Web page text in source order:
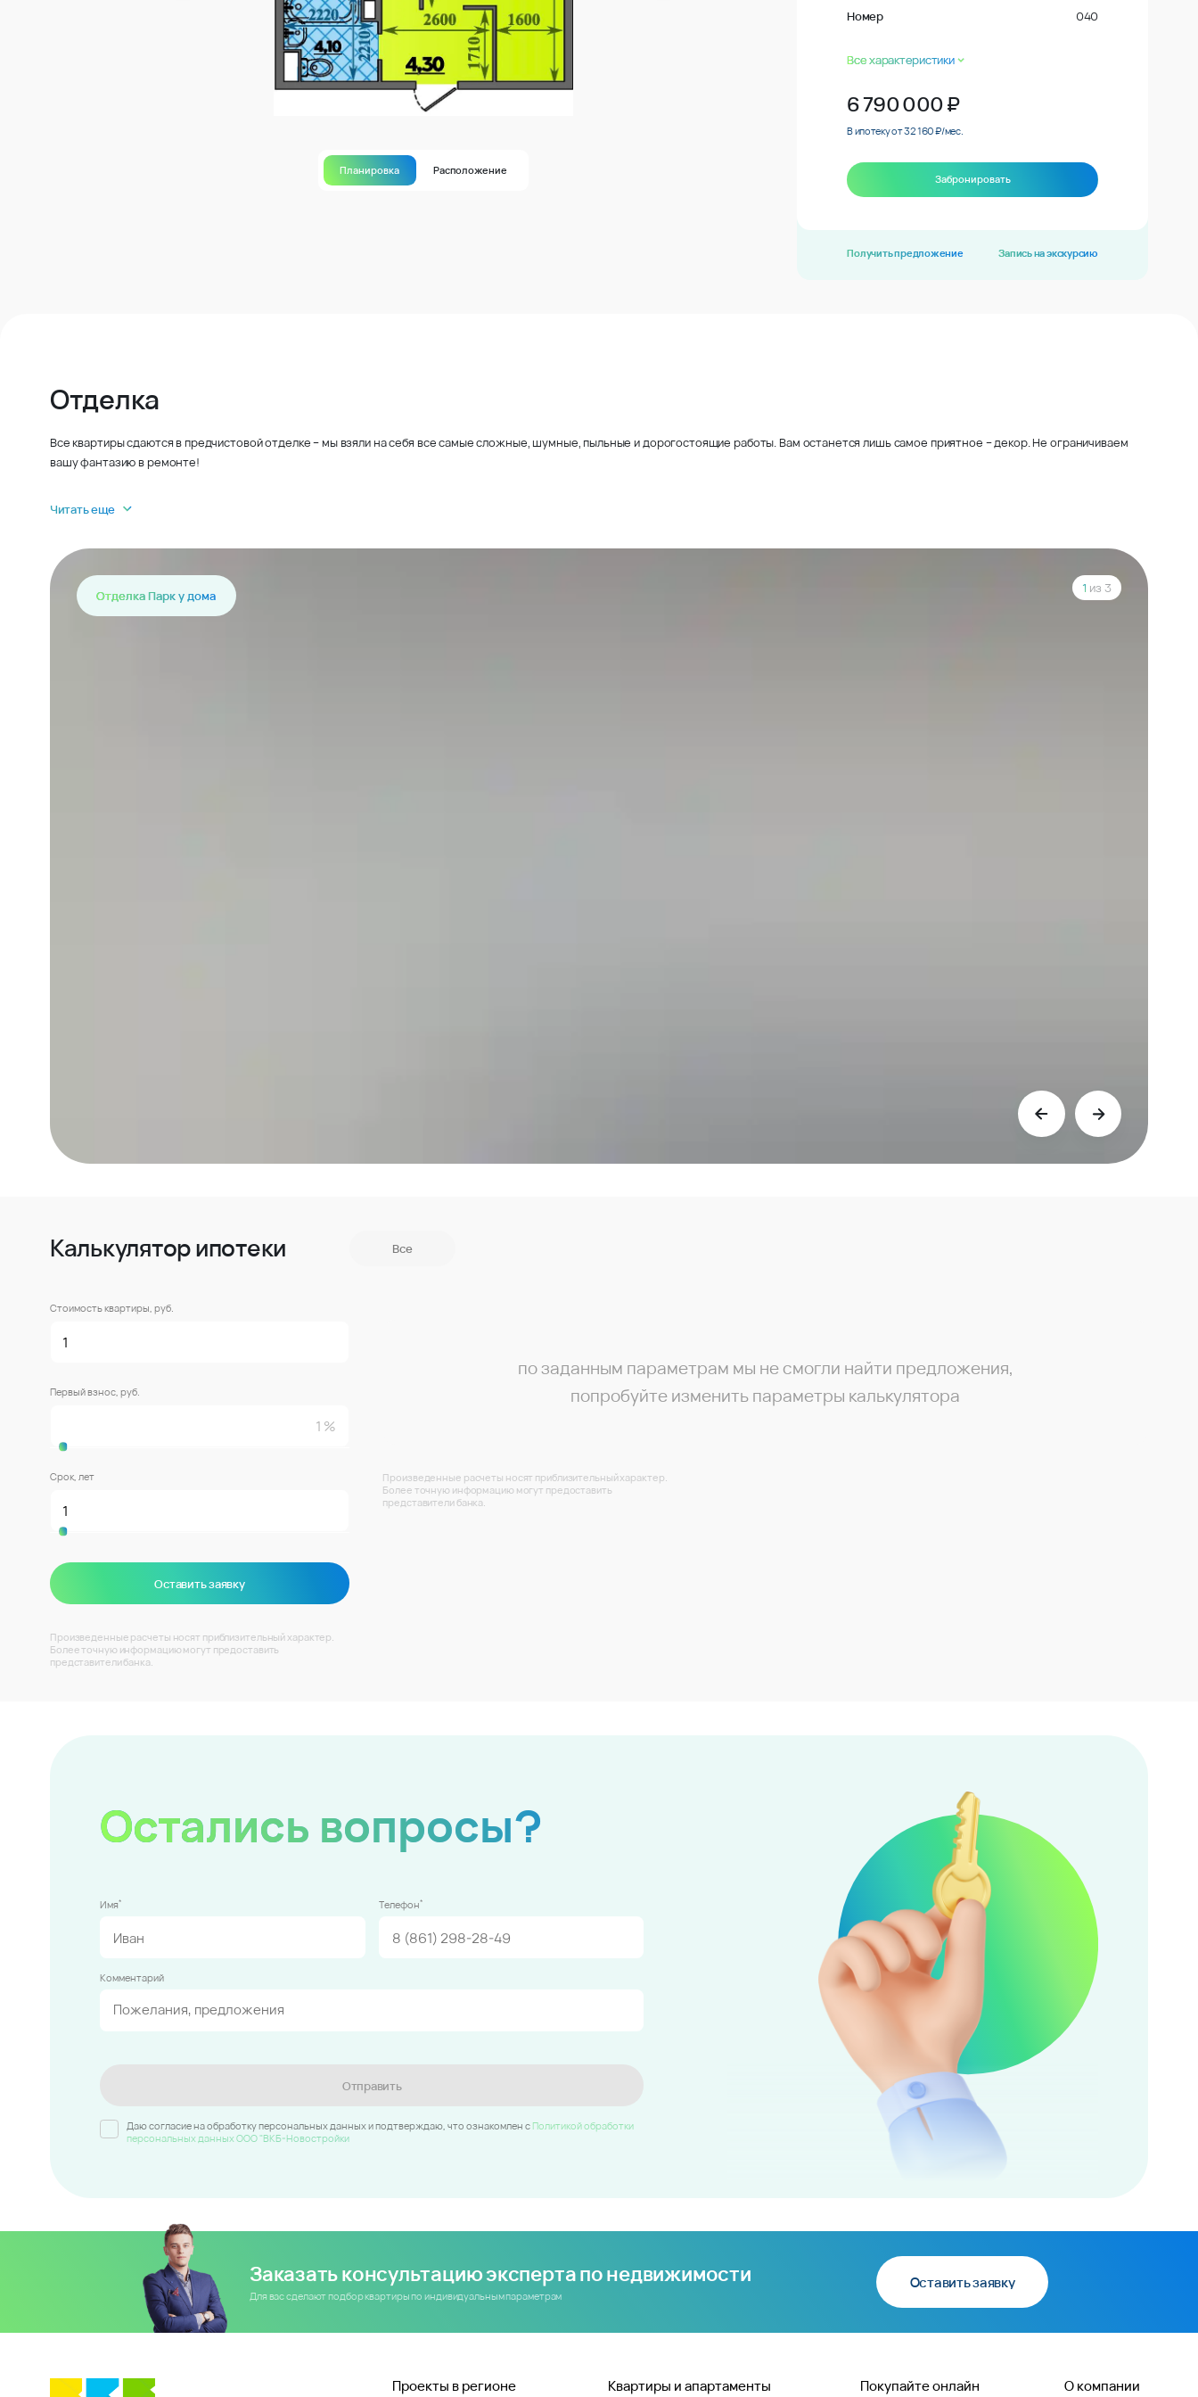
Планировка Расположение
Номер 040
Все характеристики
6 790 000₽
В ипотеку от 32 160 ₽/мес.
Забронировать
Получить предложение Запись на экскурсию
Отделка
Все квартиры сдаются в предчистовой отделке – мы взяли на себя все самые сложные, шумные, пыльные и дорогостоящие работы. Вам останется лишь самое приятное – декор. Не ограничиваем
вашу фантазию в ремонте!
Читать еще
Отделка Парк у дома
1 из 3
Калькулятор ипотеки Все
Стоимость квартиры, руб.
Первый взнос, руб.
Срок, лет
Оставить заявку
Произведенные расчеты носят приблизительный характер.
Более точную информацию могут предоставить
представители банка.
по заданным параметрам мы не смогли найти предложения,
попробуйте изменить параметры калькулятора
Произведенные расчеты носят приблизительный характер.
Более точную информацию могут предоставить
представители банка.
Остались вопросы?
Имя* Телефон*
Комментарий
Отправить
Даю согласие на обработку персональных данных и подтверждаю, что ознакомлен c Политикой обработки
персональных данных ООО "ВКБ-Новостройки
Заказать консультацию эксперта по недвижимости
Для вас сделают подбор квартиры по индивидуальным параметрам
Оставить заявку
Проекты в регионе Квартиры и апартаменты Покупайте онлайн О компании